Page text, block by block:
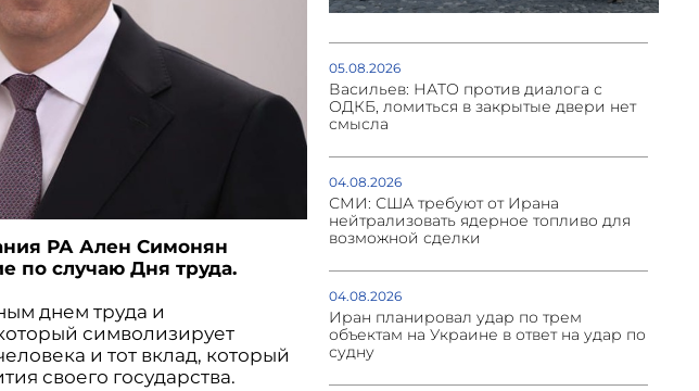
РА Ален Симонян
по случаю Дня труда.
днем труда и
символизирует
и тот вклад, который
своего государства.
05.08.2026
Васильев: НАТО против диалога с
ОДКБ, ломиться в закрытые двери нет
смысла
04.08.2026
СМИ: США требуют от Ирана
нейтрализовать ядерное топливо для
возможной сделки
04.08.2026
Иран планировал удар по трем
объектам на Украине в ответ на удар по
судну